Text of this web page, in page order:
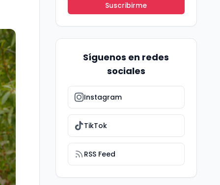
Suscribirme
Síguenos en redes
sociales
Instagram
TikTok
RSS Feed